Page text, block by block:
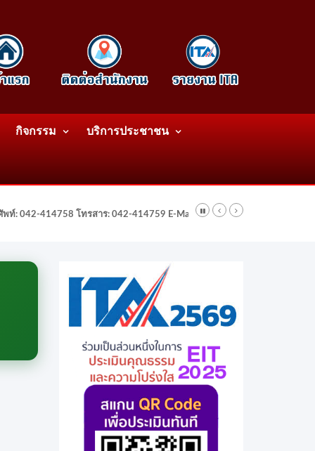
กิจกรรม บริการประชาชน
: 042-414758 โทรสาร: 042-414759 E-Mail: wattatnk@gmail.com